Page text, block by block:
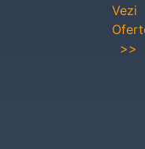
Vezi
>>